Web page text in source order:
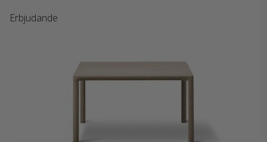
Erbjudande